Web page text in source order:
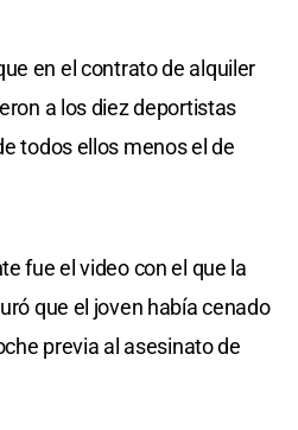
en el contrato de alquiler
a los diez deportistas
todos ellos menos el de
fue el video con el que la
que el joven había cenado
previa al asesinato de